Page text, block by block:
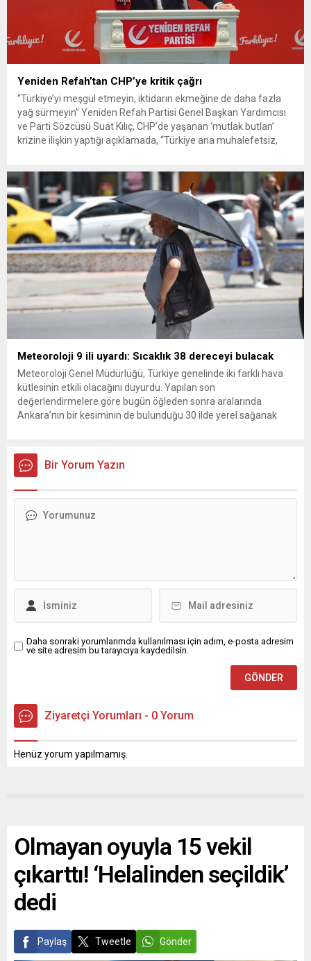
Yeniden Refah’tan CHP’ye kritik çağrı
“Türkiye’yi meşgul etmeyin, iktidarın ekmeğine de daha fazla
yağ sürmeyin” Yeniden Refah Partisi Genel Başkan Yardımcısı
ve Parti Sözcüsü Suat Kılıç, CHP’de yaşanan ‘mutlak butlan’
krizine ilişkin yaptığı açıklamada, “Türkiye ana muhalefetsiz,
olun. Türkiye’yi...
Meteoroloji 9 ili uyardı: Sıcaklık 38 dereceyi bulacak
Meteoroloji Genel Müdürlüğü, Türkiye genelinde iki farklı hava
kütlesinin etkili olacağını duyurdu. Yapılan son
değerlendirmelere göre bugün öğleden sonra aralarında
Ankara’nın bir kesiminin de bulunduğu 30 ilde yerel sağanak
üzerine çıkarak yaz değerlerine ulaşacak. Ayrıca...
Bir Yorum Yazın
Daha sonraki yorumlarımda kullanılması için adım, e-posta adresim
ve site adresim bu tarayıcıya kaydedilsin.
Ziyaretçi Yorumları - 0 Yorum
Henüz yorum yapılmamış.
Olmayan oyuyla 15 vekil
çıkarttı! ‘Helalinden seçildik’
dedi
Paylaş Tweetle Gönder